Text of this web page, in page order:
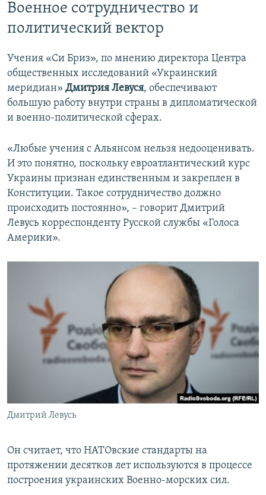
Военное сотрудничество и
политический вектор
Учения «Си Бриз», по мнению директора Центра
общественных исследований «Украинский
меридиан» Дмитрия Левуся, обеспечивают
большую работу внутри страны в дипломатической
и военно-политической сферах.
«Любые учения с Альянсом нельзя недооценивать.
И это понятно, поскольку евроатлантический курс
Украины признан единственным и закреплен в
Конституции. Такое сотрудничество должно
происходить постоянно», – говорит Дмитрий
Левусь корреспонденту Русской службы «Голоса
Америки».
Дмитрий Левусь
Он считает, что НАТОвские стандарты на
протяжении десятков лет используются в процессе
построения украинских Военно-морских сил.